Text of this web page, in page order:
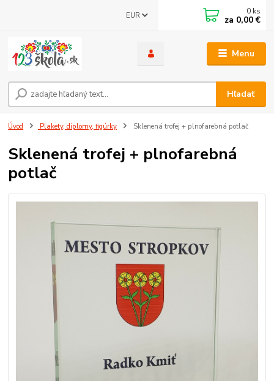
Menu
EUR
Hľadať
0 ks
za 0,00 €
Úvod Plakety, diplomy, figúrky Sklenená trofej + plnofarebná potlač
Sklenená trofej + plnofarebná
potlač